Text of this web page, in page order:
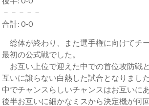
－－－－－
合計: 0-0
総体が終わり、また選手権に向けてチ
最初の公式戦でした。
お互い上位で迎えた中での首位攻防戦
互いに譲らない白熱した試合となりまし
中でチャンスらしいチャンスはお互いに
後半お互いに細かなミスから決定機が何